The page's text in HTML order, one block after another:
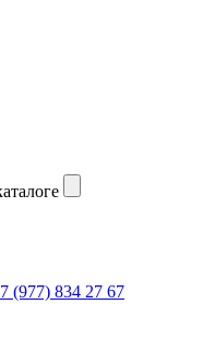
(977) 834 27 67